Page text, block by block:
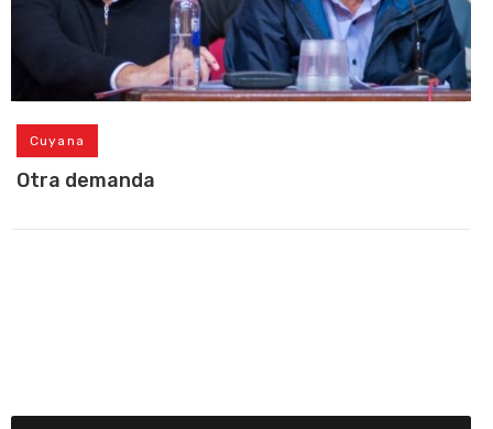
Cuyana
Otra demanda